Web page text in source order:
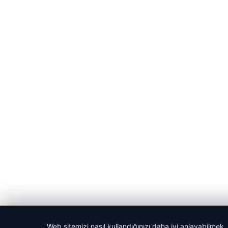
Web sitemizi nasıl kullandığınızı daha iyi